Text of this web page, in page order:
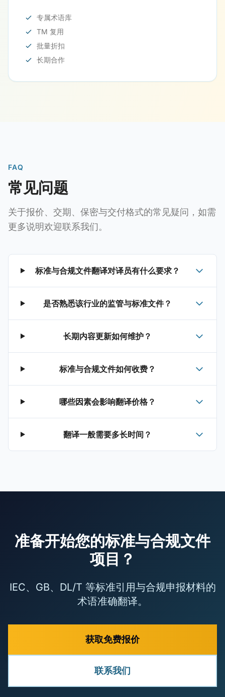
专属术语库
TM 复用
批量折扣
长期合作
FAQ
常见问题
关于报价、交期、保密与交付格式的常见疑问，如需
更多说明欢迎联系我们。
标准与合规文件翻译对译员有什么要求？
是否熟悉该行业的监管与标准文件？
长期内容更新如何维护？
标准与合规文件如何收费？
哪些因素会影响翻译价格？
翻译一般需要多长时间？
准备开始您的标准与合规文件
项目？
IEC、GB、DL/T 等标准引用与合规申报材料的
术语准确翻译。
获取免费报价
联系我们